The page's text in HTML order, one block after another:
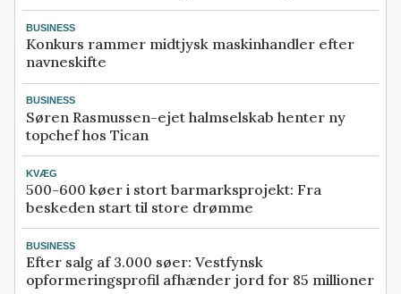
BUSINESS
Konkurs rammer midtjysk maskinhandler efter
navneskifte
BUSINESS
Søren Rasmussen-ejet halmselskab henter ny
topchef hos Tican
KVÆG
500-600 køer i stort barmarksprojekt: Fra
beskeden start til store drømme
BUSINESS
Efter salg af 3.000 søer: Vestfynsk
opformeringsprofil afhænder jord for 85 millioner